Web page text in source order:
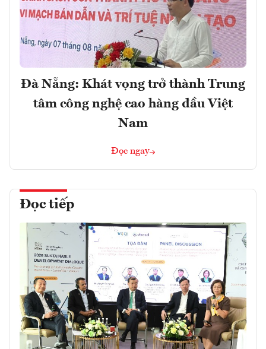
Đà Nẵng: Khát vọng trở thành Trung
tâm công nghệ cao hàng đầu Việt
Nam
Đọc ngay
Đọc tiếp